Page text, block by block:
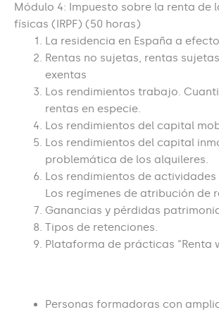
Módulo 4: Impuesto sobre la renta de
físicas (IRPF) (50 horas)
La residencia en España a
Rentas no sujetas, rentas
exentas
Los rendimientos trabajo.
rentas en especie.
Los rendimientos del capital
Los rendimientos del capital
problemática de los alquileres.
Los rendimientos de
Los regímenes de atribución de
Ganancias y pérdidas
Tipos de retenciones.
Plataforma de prácticas “Renta
Personas formadoras con